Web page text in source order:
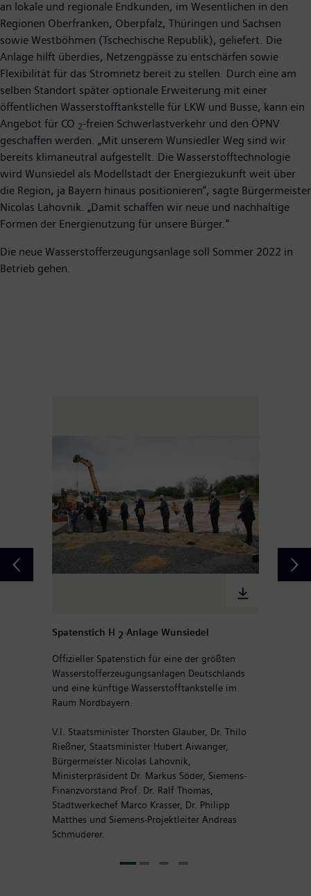
an lokale und regionale Endkunden, im Wesentlichen in den
Regionen Oberfranken, Oberpfalz, Thüringen und Sachsen
sowie Westböhmen (Tschechische Republik), geliefert. Die
Anlage hilft überdies, Netzengpässe zu entschärfen sowie
Flexibilität für das Stromnetz bereit zu stellen. Durch eine am
selben Standort später optionale Erweiterung mit einer
öffentlichen Wasserstofftankstelle für LKW und Busse, kann ein
Angebot für CO 2-freien Schwerlastverkehr und den ÖPNV
geschaffen werden. „Mit unserem Wunsiedler Weg sind wir
bereits klimaneutral aufgestellt. Die Wasserstofftechnologie
wird Wunsiedel als Modellstadt der Energiezukunft weit über
die Region, ja Bayern hinaus positionieren“, sagte Bürgermeister
Nicolas Lahovnik. „Damit schaffen wir neue und nachhaltige
Formen der Energienutzung für unsere Bürger.“
Die neue Wasserstofferzeugungsanlage soll Sommer 2022 in
Betrieb gehen.
Spatenstich H 2-Anlage Wunsiedel
Offizieller Spatenstich für eine der größten
Wasserstofferzeugungsanlagen Deutschlands
und eine künftige Wasserstofftankstelle im
Raum Nordbayern.
V.l. Staatsminister Thorsten Glauber, Dr. Thilo
Rießner, Staatsminister Hubert Aiwanger,
Bürgermeister Nicolas Lahovnik,
Ministerpräsident Dr. Markus Söder, Siemens-
Finanzvorstand Prof. Dr. Ralf Thomas,
Stadtwerkechef Marco Krasser, Dr. Philipp
Matthes und Siemens-Projektleiter Andreas
Schmuderer.